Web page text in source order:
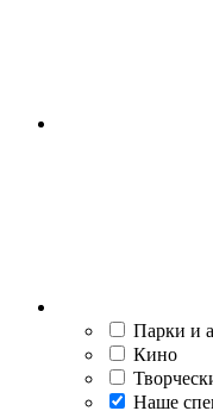
Парки и
Кино
Наше